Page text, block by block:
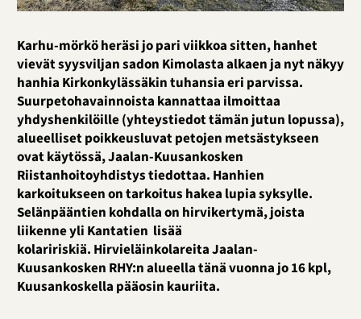
Karhu-mörkö heräsi jo pari viikkoa sitten, hanhet
vievät syysviljan sadon Kimolasta alkaen ja nyt näkyy
hanhia Kirkonkylässäkin tuhansia eri parvissa.
Suurpetohavainnoista kannattaa ilmoittaa
yhdyshenkilöille (yhteystiedot tämän jutun lopussa),
alueelliset poikkeusluvat petojen metsästykseen
ovat käytössä, Jaalan-Kuusankosken
Riistanhoitoyhdistys tiedottaa. Hanhien
karkoitukseen on tarkoitus hakea lupia syksylle.
Selänpääntien kohdalla on hirvikertymä, joista
liikenne yli Kantatien lisää
kolaririskiä. Hirvieläinkolareita Jaalan-
Kuusankosken RHY:n alueella tänä vuonna jo 16 kpl,
Kuusankoskella pääosin kauriita.